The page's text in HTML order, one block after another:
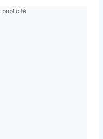
publicité